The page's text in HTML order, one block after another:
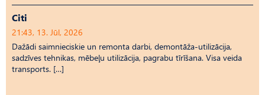
Citi
21:43, 13. Jūl, 2026
Dažādi saimnieciskie un remonta darbi, demontāža-utilizācija,
sadzīves tehnikas, mēbeļu utilizācija, pagrabu tīrīšana. Visa veida
transports. […]